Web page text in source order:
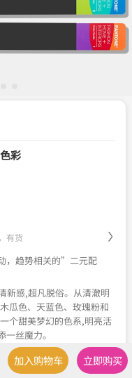
彩
有货
，趋势相关的”二元配
新感,超凡脱俗。从清澈明
瓜色、天蓝色、玫瑰粉和
个甜美梦幻的色系,明亮活
丝魔力。
介乎黑白之间的各种细微
、暖色和冷色的色调和色
加入购物车 立即购买